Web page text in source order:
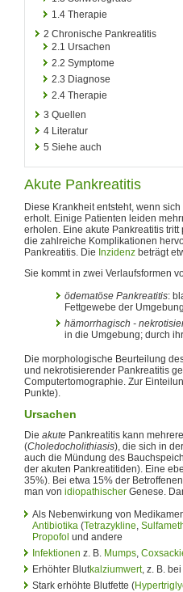
1.4 Therapie
2 Chronische Pankreatitis
2.1 Ursachen
2.2 Symptome
2.3 Diagnose
2.4 Therapie
3 Quellen
4 Literatur
5 Siehe auch
Akute Pankreatitis
Diese Krankheit entsteht, wenn
erholt. Einige Patienten leiden
erholen. Eine akute Pankreatitis
die zahlreiche Komplikationen
Pankreatitis. Die Inzidenz beträgt
Sie kommt in zwei Verlaufsformen
ödematöse Pankreatitis:
Fettgewebe der Umgebung
hämorrhagisch -
in die Umgebung; durch
Die morphologische Beurteilung
und nekrotisierender Pankreatitis
Computertomographie. Zur
Punkte).
Ursachen
Die akute Pankreatitis kann
(Choledocholithiasis), die sich in
auch die Mündung des
der akuten Pankreatitiden). Eine
35%). Bei etwa 15% der
man von idiopathischer Genese.
Als Nebenwirkung von
Antibiotika (Tetrazykline,
Propofol und andere
Infektionen z. B. Mumps,
Erhöhter Blutkalziumwert, z. B. bei
Stark erhöhte Blutfette (